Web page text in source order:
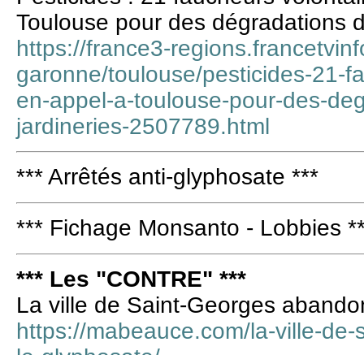
Toulouse pour des dégradations
https://france3-
garonne/toulouse/pesticides-21-
en-appel-a-toulouse-pour-des-
jardineries-2507789.html
*** Arrêtés anti-glyphosate ***
*** Fichage Monsanto - Lobbies
*** Les "CONTRE" ***
La ville de Saint-Georges
https://mabeauce.com/la-ville-